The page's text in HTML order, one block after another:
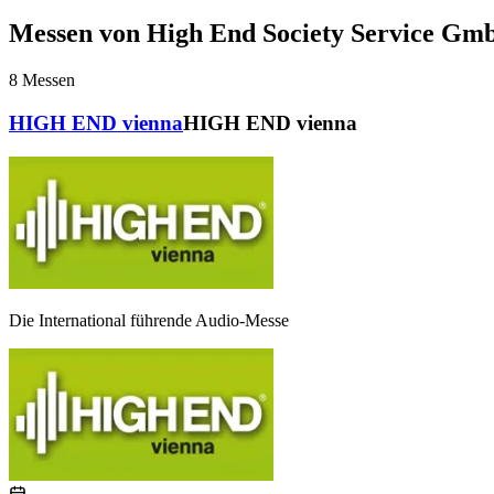
Messen von High End Society Service
8 Messen
HIGH END viennaHIGH END vienna
Die International führende Audio-Messe